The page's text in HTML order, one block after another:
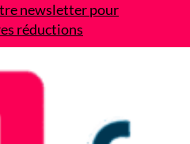
newsletter pour
réductions